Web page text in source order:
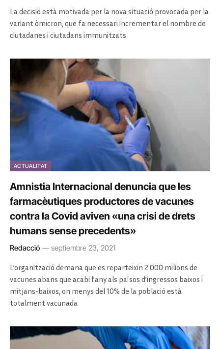
La decisió està motivada per la nova situació provocada per la
variant òmicron, que fa necessari incrementar el nombre de
ciutadanes i ciutadans immunitzats
ACTUALITAT
Amnistia Internacional denuncia que les
farmacèutiques productores de vacunes
contra la Covid aviven «una crisi de drets
humans sense precedents»
Redacció septiembre 23, 2021
L’organització demana que es reparteixin 2.000 milions de
vacunes abans que acabi l’any als països d’ingressos baixos i
mitjans-baixos, on menys del 10% de la població està
totalment vacunada